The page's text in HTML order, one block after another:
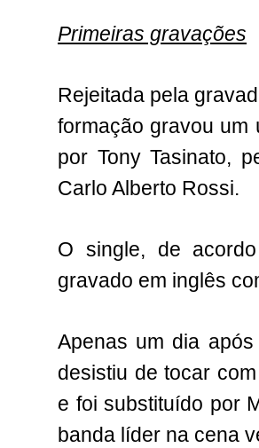
Primeiras gravações
Rejeitada pela
formação gravou um
por Tony Tasinato,
Carlo Alberto Rossi.
O single, de
gravado em inglês
Apenas um dia
desistiu de tocar
e foi substituído por
banda líder na cena